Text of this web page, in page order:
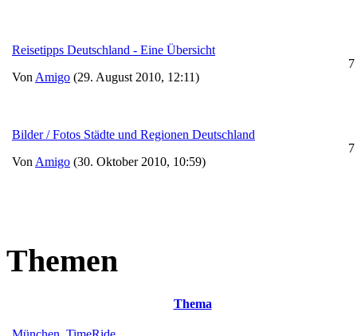
Reisetipps Deutschland - Eine Übersicht
Von Amigo (29. August 2010, 12:11)
7
Bilder / Fotos Städte und Regionen Deutschland
Von Amigo (30. Oktober 2010, 10:59)
7
Themen
Thema